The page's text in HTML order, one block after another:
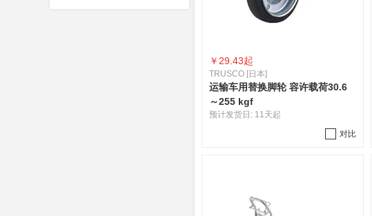
￥ 29.43起
TRUSCO [日本]
运输车用替换脚轮 容许载荷30.6
～255 kgf
预计发货日: 11天起
对比